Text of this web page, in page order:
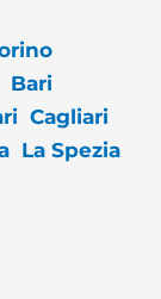
Bari
Cagliari
La Spezia